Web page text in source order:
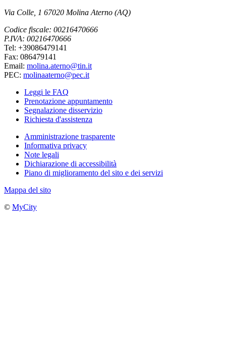
Via Colle, 1 67020 Molina Aterno (AQ)
Codice fiscale: 00216470666
P.IVA: 00216470666
Tel: +39086479141
Fax: 086479141
Email: molina.aterno@tin.it
PEC: molinaaterno@pec.it
Leggi le FAQ
Prenotazione appuntamento
Segnalazione disservizio
Richiesta d'assistenza
Amministrazione trasparente
Informativa privacy
Note legali
Dichiarazione di accessibilità
Piano di miglioramento del sito e dei servizi
Mappa del sito
© MyCity